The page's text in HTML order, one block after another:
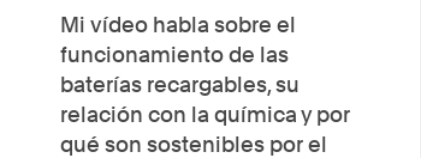
Mi vídeo habla sobre el
funcionamiento de las
baterías recargables, su
relación con la química y por
qué son sostenibles por el